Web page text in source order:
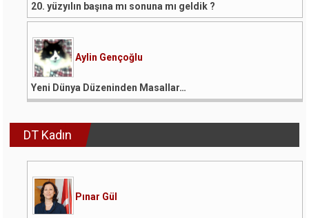
20. yüzyılın başına mı sonuna mı geldik ?
Aylin Gençoğlu
Yeni Dünya Düzeninden Masallar…
DT Kadın
Pınar Gül